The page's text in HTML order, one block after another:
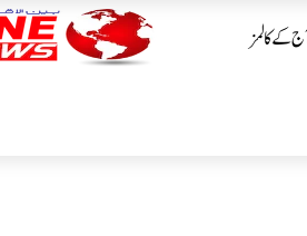
کے کالمز